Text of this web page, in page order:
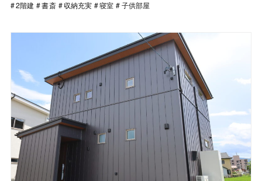
2階建 書斎 収納充実 寝室 子供部屋